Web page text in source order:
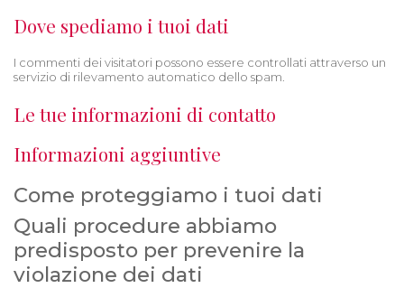
Dove spediamo i tuoi dati
I commenti dei visitatori possono essere controllati attraverso un
servizio di rilevamento automatico dello spam.
Le tue informazioni di contatto
Informazioni aggiuntive
Come proteggiamo i tuoi dati
Quali procedure abbiamo
predisposto per prevenire la
violazione dei dati